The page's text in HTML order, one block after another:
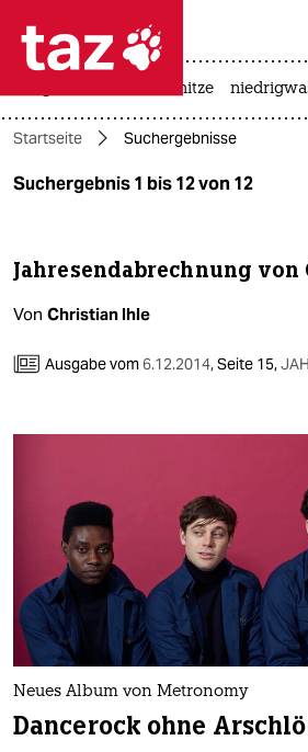
 taz zahl ich
taz zahl ich
themen
gesellschaft
wahrheit
verlag
verlag
veranstaltungen
hitze
Startseite Suchergebnisse
Suchergebnis 1 bis 12 von 12
Jahresendabrechnung
Von Christian Ihle
Ausgabe vom6.12.2014,Seite 15,
Neues Album von Metronomy
Dancerock ohne